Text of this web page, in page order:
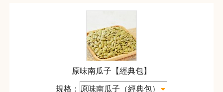
原味南瓜子【經典包】
規格：